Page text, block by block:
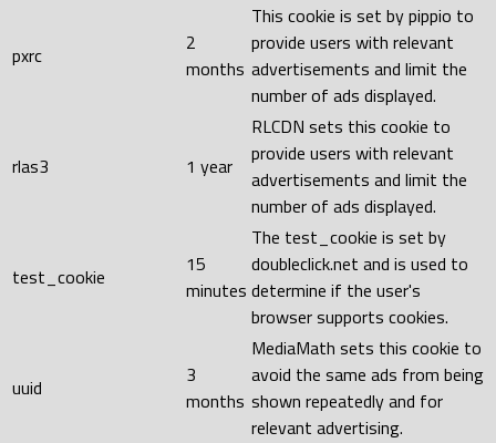
pxrc
2
months
This cookie is set by pippio to
provide users with relevant
advertisements and limit the
number of ads displayed.
rlas3 1 year
RLCDN sets this cookie to
provide users with relevant
advertisements and limit the
number of ads displayed.
test_cookie
15
minutes
The test_cookie is set by
doubleclick.net and is used to
determine if the user's
browser supports cookies.
uuid
3
months
MediaMath sets this cookie to
avoid the same ads from being
shown repeatedly and for
relevant advertising.